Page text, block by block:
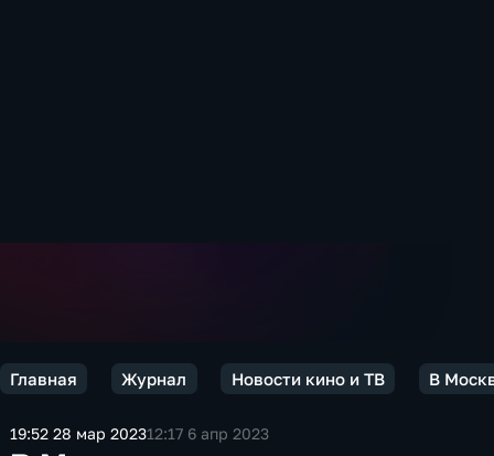
Главная Журнал Новости кино и ТВ В
19:52 28 мар 202312:17 6 апр 2023